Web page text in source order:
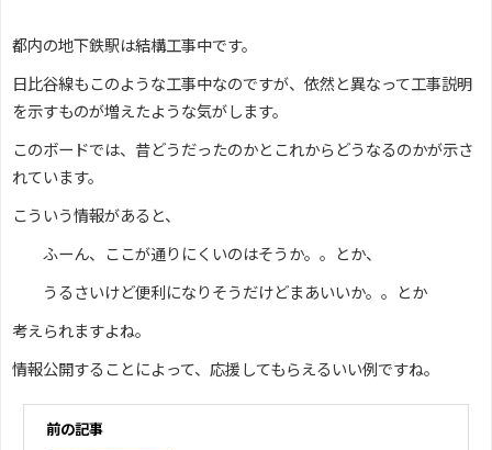
都内の地下鉄駅は結構工事中です。
日比谷線もこのような工事中なのですが、依然と異なって工事説明
を示すものが増えたような気がします。
このボードでは、昔どうだったのかとこれからどうなるのかが示さ
れています。
こういう情報があると、
ふーん、ここが通りにくいのはそうか。。とか、
うるさいけど便利になりそうだけどまあいいか。。とか
考えられますよね。
情報公開することによって、応援してもらえるいい例ですね。
前の記事